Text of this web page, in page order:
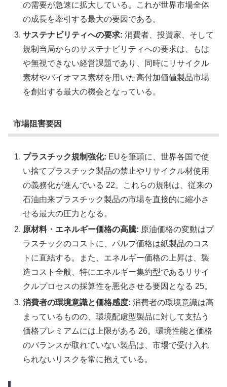
の需要が急速に拡大している。これが世界市場全体
の成長を牽引する最大の要因である。
サステナビリティへの要求: 消費者、投資家、そして
規制当局からのサステナビリティへの要求は、もは
や無視できない経営課題であり、同時にリサイクル
素材やバイオマス素材を用いた高付加価値製品市場
を創出する最大の機会となっている。
市場阻害要因
プラスチック規制強化: EUを筆頭に、世界各国で使
い捨てプラスチック製品の禁止やリサイクル材使用
の義務化が進んでいる 22。これらの規制は、従来の
石油由来プラスチック製品の市場を直接的に縮小さ
せる最大の圧力となる。
原材料・エネルギー価格の高騰: 原油価格の変動はプ
ラスチックのコストに、パルプ価格は紙製品のコス
トに直結する。また、エネルギー価格の上昇は、製
造コスト全般、特にエネルギー集約型であるリサイ
クルプロセスの採算性を悪化させる要因となる 25。
消費者の環境意識と価格感度: 消費者の環境意識は高
まっているものの、環境配慮型製品に対して支払う
価格プレミアムには上限がある 26。環境性能と価格
のバランスが取れていない製品は、市場で受け入れ
られないリスクを常に抱えている。